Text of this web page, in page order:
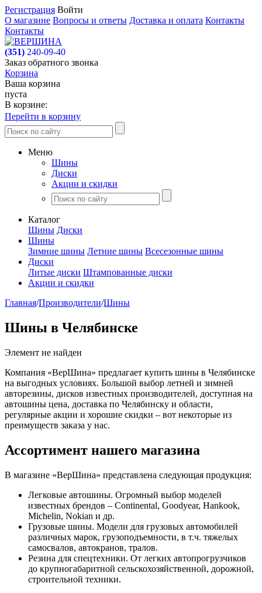
Регистрация Войти
О магазине Вопросы и ответы Доставка и оплата Контакты
Контакты
(351) 240-09-40
Заказ обратного звонка
Корзина
Ваша корзина
пуста
В корзине:
Перейти в корзину
Меню
Шины
Диски
Акции и скидки
Каталог
Шины Диски
Шины
Зимние шины Летние шины Всесезонные шины
Диски
Литые диски Штампованные диски
Акции и скидки
Главная/Производители/Шины
Шины в Челябинске
Элемент не найден
Компания «ВерШина» предлагает купить шины в Челябинске
на выгодных условиях. Большой выбор летней и зимней
авторезины, дисков известных производителей, доступная на
автошины цена, доставка по Челябинску и области,
регулярные акции и хорошие скидки – вот некоторые из
преимуществ заказа у нас.
Ассортимент нашего магазина
В магазине «ВерШина» представлена следующая продукция:
Легковые автошины. Огромный выбор моделей
известных брендов – Continental, Goodyear, Hankook,
Michelin, Nokian и др.
Грузовые шины. Модели для грузовых автомобилей
различных марок, грузоподъемности, в т.ч. тяжелых
самосвалов, автокранов, тралов.
Резина для спецтехники. От легких автопрогрузчиков
до крупногабаритной сельскохозяйственной, дорожной,
строительной техники.